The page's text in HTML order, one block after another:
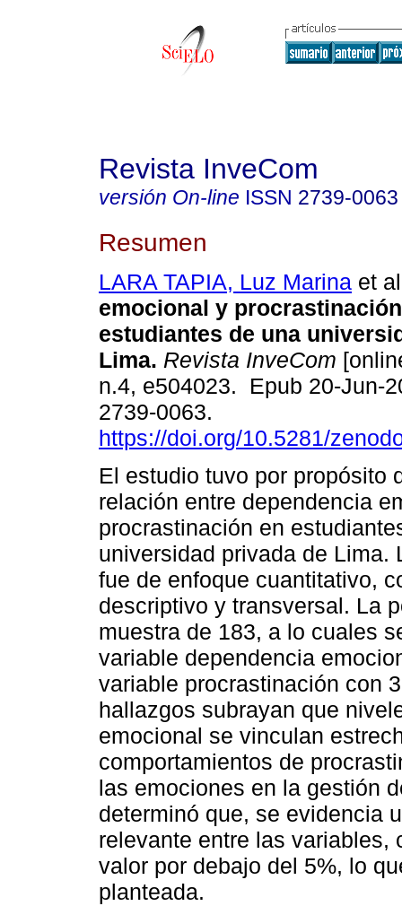
Revista InveCom
versión On-line ISSN 2739-0063
Resumen
LARA TAPIA, Luz Marina et
emocional y
estudiantes de una
Lima. Revista InveCom
n.4, e504023. Epub 20-Jun-
2739-0063.
https://doi.org/10.5281/
El estudio tuvo por propósito
relación entre dependencia
procrastinación en
universidad privada de Lima.
fue de enfoque cuantitativo,
descriptivo y transversal. La
muestra de 183, a lo cuales
variable dependencia
variable procrastinación con
hallazgos subrayan que
emocional se vinculan
comportamientos de
las emociones en la gestión
determinó que, se evidencia
relevante entre las variables,
valor por debajo del 5%, lo
planteada.